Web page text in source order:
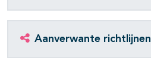
Aanverwante richtlijnen